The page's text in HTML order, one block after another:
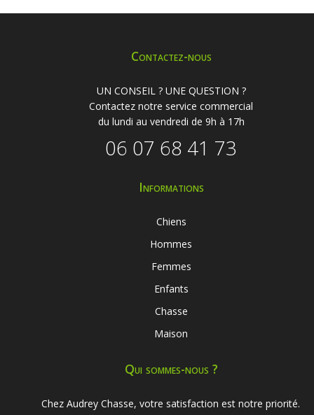
Contactez-nous
UN CONSEIL ? UNE QUESTION ?
Contactez notre service commercial
du lundi au vendredi de 9h à 17h
06 07 68 41 73
Informations
Chiens
Hommes
Femmes
Enfants
Chasse
Maison
Qui sommes-nous ?
Chez Audrey Chasse, votre satisfaction est notre priorité.